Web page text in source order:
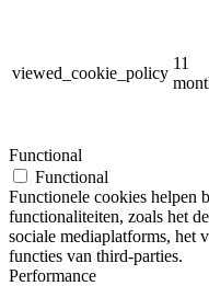
viewed_cookie_policy
11
Functional
Functional
Functionele cookies helpen
functionaliteiten, zoals het
sociale mediaplatforms, het
functies van third-parties.
Performance